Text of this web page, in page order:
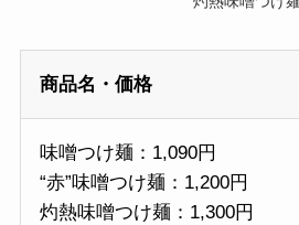
商品名・価格
味噌つけ麺：1,090円
“赤”味噌つけ麺：1,200円
灼熱味噌つけ麺：1,300円